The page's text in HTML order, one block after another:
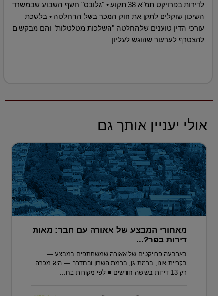
לדירות בפרויקט תמ"א 38 תקוע • "גלובס" חשף השבוע שבמשרד
השיכון שוקלים לתקן את חוק המכר בשל ההחלטה • בלשכת
עורכי הדין טוענים שלהחלטה "השלכות מטלטלות" והם מבקשים
להצטרף לערעור שהוגש לעליון
אולי יעניין אותך גם
מאחורי המבצע של אאורה עם חבר: מאות
דירות בפר?...
בארבעה פרויקטים של אאורה שמשתתפים במבצע —
בקריית אונו, ברמת גן, ברמת השרון ובחדרה — היא מכרה
רק 13 דירות בשישה חודשים ■ לפי מקורות בח...